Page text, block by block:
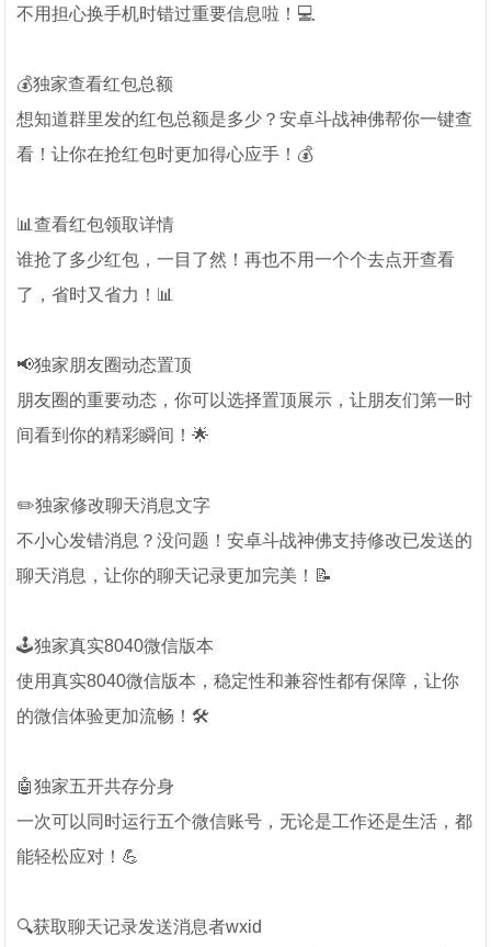
不用担心换手机时错过重要信息啦！💻
💰独家查看红包总额
想知道群里发的红包总额是多少？安卓斗战神佛帮你一键查
看！让你在抢红包时更加得心应手！💰
📊查看红包领取详情
谁抢了多少红包，一目了然！再也不用一个个去点开查看
了，省时又省力！📊
📢独家朋友圈动态置顶
朋友圈的重要动态，你可以选择置顶展示，让朋友们第一时
间看到你的精彩瞬间！🌟
✏️独家修改聊天消息文字
不小心发错消息？没问题！安卓斗战神佛支持修改已发送的
聊天消息，让你的聊天记录更加完美！📝
🕹️独家真实8040微信版本
使用真实8040微信版本，稳定性和兼容性都有保障，让你
的微信体验更加流畅！🛠️
🤖独家五开共存分身
一次可以同时运行五个微信账号，无论是工作还是生活，都
能轻松应对！💪
🔍获取聊天记录发送消息者wxid